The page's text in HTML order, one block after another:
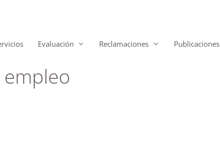
Evaluación Reclamaciones Publicaciones